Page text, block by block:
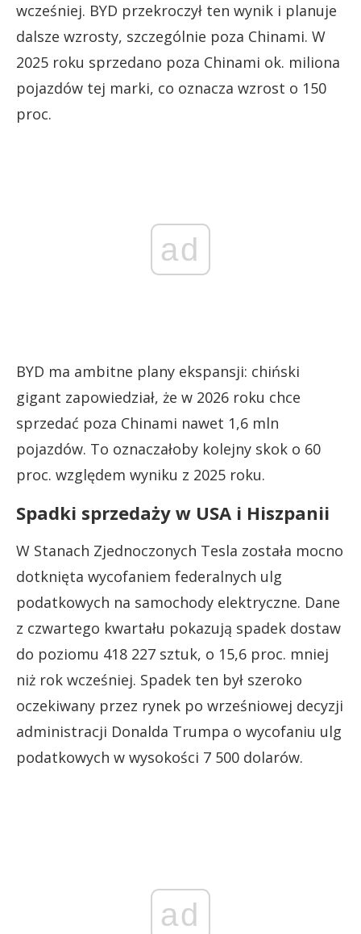
wcześniej. BYD przekroczył ten wynik i planuje
dalsze wzrosty, szczególnie poza Chinami. W
2025 roku sprzedano poza Chinami ok. miliona
pojazdów tej marki, co oznacza wzrost o 150
proc.
ad
BYD ma ambitne plany ekspansji: chiński
gigant zapowiedział, że w 2026 roku chce
sprzedać poza Chinami nawet 1,6 mln
pojazdów. To oznaczałoby kolejny skok o 60
proc. względem wyniku z 2025 roku.
Spadki sprzedaży w USA i Hiszpanii
W Stanach Zjednoczonych Tesla została mocno
dotknięta wycofaniem federalnych ulg
podatkowych na samochody elektryczne. Dane
z czwartego kwartału pokazują spadek dostaw
do poziomu 418 227 sztuk, o 15,6 proc. mniej
niż rok wcześniej. Spadek ten był szeroko
oczekiwany przez rynek po wrześniowej decyzji
administracji Donalda Trumpa o wycofaniu ulg
podatkowych w wysokości 7 500 dolarów.
ad